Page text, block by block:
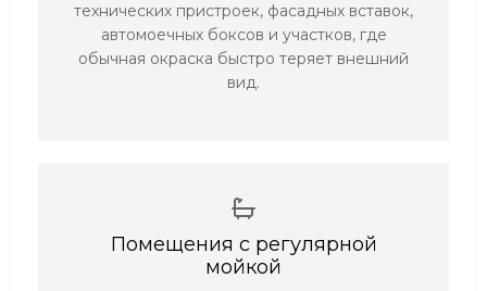
технических пристроек, фасадных вставок,
автомоечных боксов и участков, где
обычная окраска быстро теряет внешний
вид.
Помещения с регулярной
мойкой